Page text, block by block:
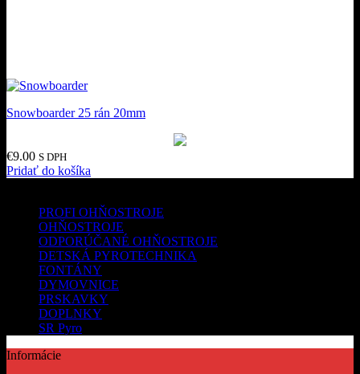
Snowboarder 25 rán 20mm
€9.00 S DPH
Pridať do košíka
PROFI OHŇOSTROJE
OHŇOSTROJE
ODPORÚČANÉ OHŇOSTROJE
DETSKÁ PYROTECHNIKA
FONTÁNY
DYMOVNICE
PRSKAVKY
DOPLNKY
SR Pyro
Informácie